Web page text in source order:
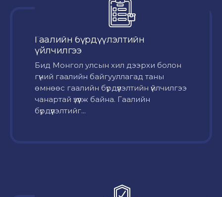
Гаалийн бүрдүүлэлтийн
үйлчилгээ
Бид Монгол улсын хил дээрхи болон
гүний гаалийн байгууллагад таны
өмнөөс гаалийн бүрдүүлэлтийн үйлчилгээ
чанартай үзүүлж байна. Гаалийн
бүрдүүлэлтийг...